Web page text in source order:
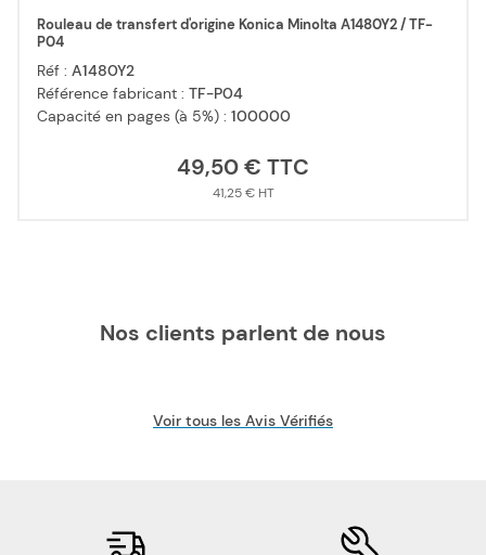
Rouleau de transfert d'origine Konica Minolta A1480Y2 / TF-
P04
Réf : A1480Y2
Référence fabricant : TF-P04
Capacité en pages (à 5%) : 100000
49,50 €
41,25 €
Nos clients parlent de nous
Voir tous les Avis Vérifiés